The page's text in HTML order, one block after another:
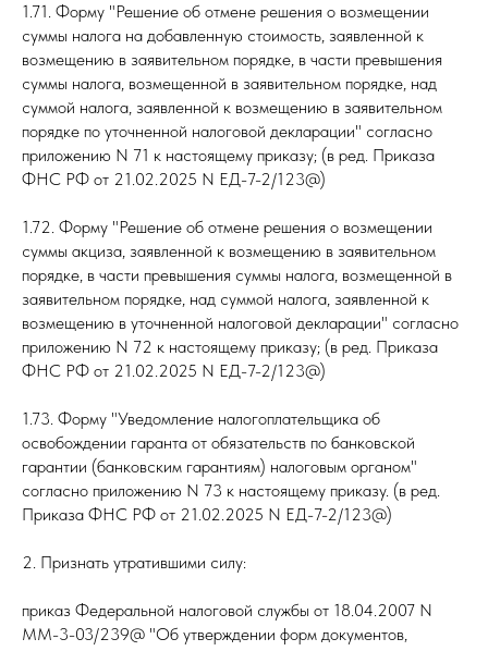
1.71. Форму "Решение об отмене решения о возмещении
суммы налога на добавленную стоимость, заявленной к
возмещению в заявительном порядке, в части превышения
суммы налога, возмещенной в заявительном порядке, над
суммой налога, заявленной к возмещению в заявительном
порядке по уточненной налоговой декларации" согласно
приложению N 71 к настоящему приказу; (в ред. Приказа
ФНС РФ от 21.02.2025 N ЕД-7-2/123@)
1.72. Форму "Решение об отмене решения о возмещении
суммы акциза, заявленной к возмещению в заявительном
порядке, в части превышения суммы налога, возмещенной в
заявительном порядке, над суммой налога, заявленной к
возмещению в уточненной налоговой декларации" согласно
приложению N 72 к настоящему приказу; (в ред. Приказа
ФНС РФ от 21.02.2025 N ЕД-7-2/123@)
1.73. Форму "Уведомление налогоплательщика об
освобождении гаранта от обязательств по банковской
гарантии (банковским гарантиям) налоговым органом"
согласно приложению N 73 к настоящему приказу. (в ред.
Приказа ФНС РФ от 21.02.2025 N ЕД-7-2/123@)
2. Признать утратившими силу:
приказ Федеральной налоговой службы от 18.04.2007 N
ММ-3-03/239@ "Об утверждении форм документов,